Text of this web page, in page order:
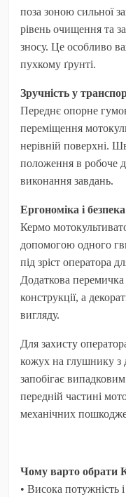
поза зоною сильної
рівень очищення та
зносу. Це особливо
пухкому ґрунті.
Зручність у
Переднє опорне
переміщення
нерівній поверхні.
положення в робоче
виконання завдань.
Ергономіка і безпека
Кермо
допомогою одного
під зріст оператора
Додаткова
конструкції, а
вигляду.
Для захисту
кожух на глушнику з
запобігає
передній частині
механічних
Чому варто обрати
• Висока потужність